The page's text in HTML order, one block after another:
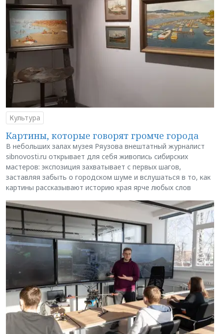
Культура
Картины, которые говорят громче города
В небольших залах музея Ряузова внештатный журналист
sibnovosti.ru открывает для себя живопись сибирских
мастеров: экспозиция захватывает с первых шагов,
заставляя забыть о городском шуме и вслушаться в то, как
картины рассказывают историю края ярче любых слов